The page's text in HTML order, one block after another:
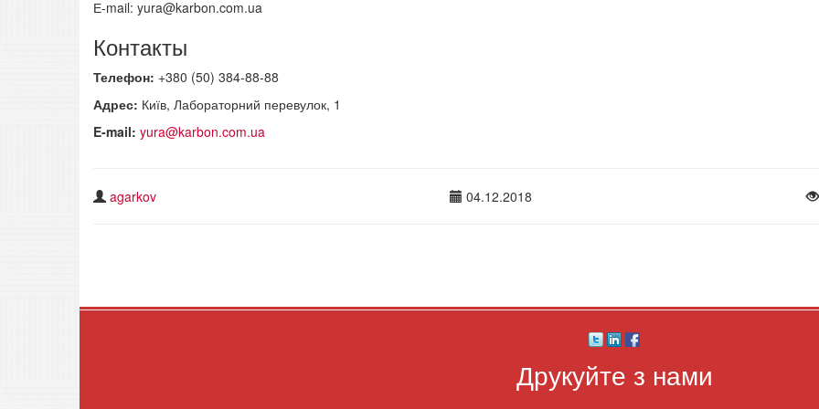
Е-mail: yura@karbon.com.ua
Контакты
Телефон: +380 (50) 384-88-88
Адрес: Київ, Лабораторний перевулок, 1
E-mail: yura@karbon.com.ua
agarkov 04.12.2018
Друкуйте з нами